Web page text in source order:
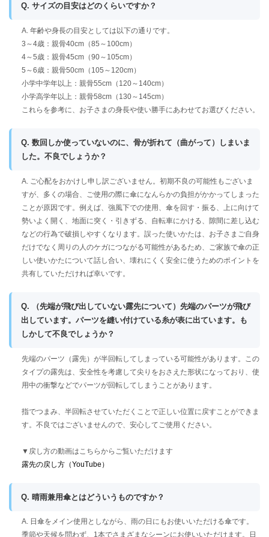
Q. サイズの目安はどのくらいですか？
A. 年齢や身長の目安としては以下の通りです。
3～4歳：親骨40cm（85～100cm）
4～5歳：親骨45cm（90～105cm）
5～6歳：親骨50cm（105～120cm）
小学中学年以上：親骨55cm（120～140cm）
小学高学年以上：親骨58cm（130～145cm）
これらを参考に、お子さまの身長や使い勝手にあわせてお選びください。
Q. 数回しか使っていないのに、骨が折れて（曲がって）しまいま
した。不良でしょうか？
A. ご心配をおかけし申し訳ございません。初期不良の可能性もございま
すが、多くの場合、ご使用の際に傘になんらかの負担がかかってしまった
ことが原因です。例えば、強風下での使用、傘を回す・振る、上に向けて
勢いよく開く、地面に突く・引きずる、自転車にかける、隙間に差し込む
などの行為で破損しやすくなります。誤った使いかたは、お子さまご自身
だけでなく周りの人のケガにつながる可能性があるため、ご家族で傘の正
しい使いかたについて話し合い、壊れにくく安全に使うためのポイントを
共有していただければ幸いです。
Q. （先端が飛び出していない露先について）先端のパーツが飛び
出しています。パーツを縫い付けている糸が表に出ています。も
しかして不良でしょうか？
先端のパーツ（露先）が半回転してしまっている可能性があります。この
タイプの露先は、安全性を考慮して尖りをおさえた形状になっており、使
用中の衝撃などでパーツが回転してしまうことがあります。
指でつまみ、半回転させていただくことで正しい位置に戻すことができま
す。不良ではございませんので、安心してご使用ください。
▼戻し方の動画はこちらからご覧いただけます
露先の戻し方（YouTube）
Q. 晴雨兼用傘とはどういうものですか？
A. 日傘をメイン使用としながら、雨の日にもお使いいただける傘です。
季節や天候を問わず、1本でさまざまなシーンにお使いいただけます。日